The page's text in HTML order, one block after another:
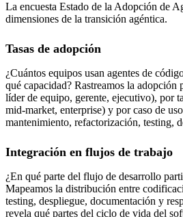
La encuesta Estado de la Adopción de
dimensiones de la transición agéntica.
Tasas de adopción
¿Cuántos equipos usan agentes de
qué capacidad? Rastreamos la
líder de equipo, gerente, ejecutivo), por
mid-market, enterprise) y por caso de
mantenimiento, refactorización, testing,
Integración en flujos de trabajo
¿En qué parte del flujo de desarrollo
Mapeamos la distribución entre
testing, despliegue, documentación y
revela qué partes del ciclo de vida del